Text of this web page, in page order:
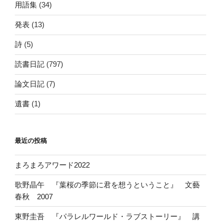
用語集 (34)
発表 (13)
詩 (5)
読書日記 (797)
論文日記 (7)
遺書 (1)
最近の投稿
まろまろアワード2022
歌野晶午 『葉桜の季節に君を想うということ』 文藝
春秋 2007
東野圭吾 『パラレルワールド・ラブストーリー』 講